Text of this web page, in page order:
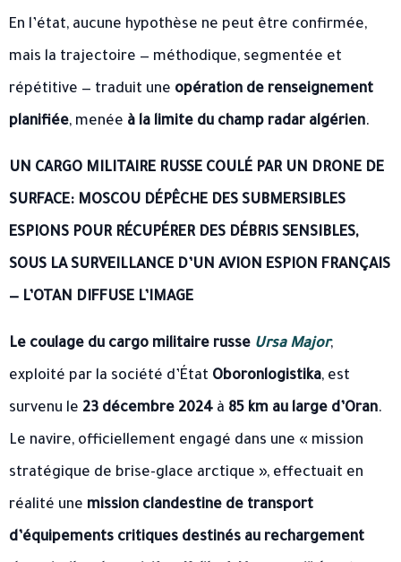
En l’état, aucune hypothèse ne peut être confirmée,
mais la trajectoire — méthodique, segmentée et
répétitive — traduit une opération de renseignement
planifiée, menée à la limite du champ radar algérien.
UN CARGO MILITAIRE RUSSE COULÉ PAR UN DRONE DE
SURFACE: MOSCOU DÉPÊCHE DES SUBMERSIBLES
ESPIONS POUR RÉCUPÉRER DES DÉBRIS SENSIBLES,
SOUS LA SURVEILLANCE D’UN AVION ESPION FRANÇAIS
— L’OTAN DIFFUSE L’IMAGE
Le coulage du cargo militaire russe Ursa Major,
exploité par la société d’État Oboronlogistika, est
survenu le 23 décembre 2024 à 85 km au large d’Oran.
Le navire, officiellement engagé dans une « mission
stratégique de brise-glace arctique », effectuait en
réalité une mission clandestine de transport
d’équipements critiques destinés au rechargement